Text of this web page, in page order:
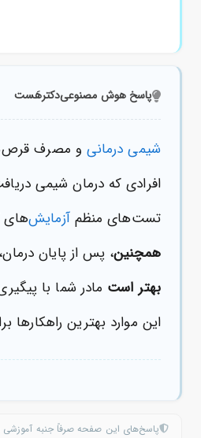
پاسخ هوش مصنوعیدکترهَست
شیمی درمانی و مصرف
افرادی که درمان شیمی
تست‌های منظمآزمایش‌های
همچنین، پس از پایان
بهتر است مادر شما با
این موارد بهترین
پاسخ‌های این صفحه صرفاً جنبه آموزشی